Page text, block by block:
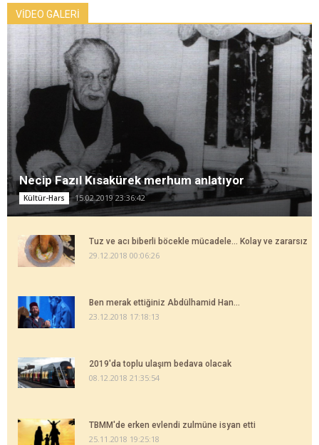
VİDEO GALERİ
Necip Fazıl Kısakürek merhum anlatıyor
Kültür-Hars 15.02.2019 23:36:42
Tuz ve acı biberli böcekle mücadele... Kolay ve zararsız
29.12.2018 00:06:26
Ben merak ettiğiniz Abdülhamid Han...
23.12.2018 17:18:13
2019'da toplu ulaşım bedava olacak
08.12.2018 21:35:54
TBMM'de erken evlendi zulmüne isyan etti
25.11.2018 19:25:18